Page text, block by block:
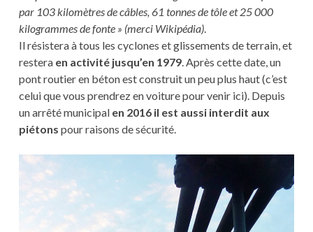
par 103 kilomètres de câbles, 61 tonnes de tôle et 25 000
kilogrammes de fonte » (merci Wikipédia).
Il résistera à tous les cyclones et glissements de terrain, et
restera en activité jusqu’en 1979. Après cette date, un
pont routier en béton est construit un peu plus haut (c’est
celui que vous prendrez en voiture pour venir ici). Depuis
un arrêté municipal en 2016 il est aussi interdit aux
piétons pour raisons de sécurité.